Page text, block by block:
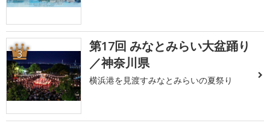
3
第17回 みなとみらい大盆踊り
／神奈川県
横浜港を見渡すみなとみらいの夏祭り